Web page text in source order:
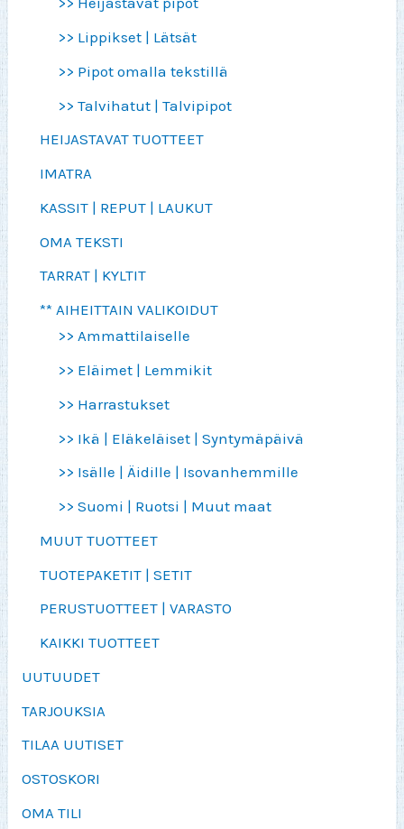
>> Lippikset | Lätsät
>> Pipot omalla tekstillä
>> Talvihatut | Talvipipot
HEIJASTAVAT TUOTTEET
IMATRA
KASSIT | REPUT | LAUKUT
OMA TEKSTI
TARRAT | KYLTIT
** AIHEITTAIN VALIKOIDUT
>> Ammattilaiselle
>> Eläimet | Lemmikit
>> Harrastukset
>> Ikä | Eläkeläiset | Syntymäpäivä
>> Isälle | Äidille | Isovanhemmille
>> Suomi | Ruotsi | Muut maat
MUUT TUOTTEET
TUOTEPAKETIT | SETIT
PERUSTUOTTEET | VARASTO
KAIKKI TUOTTEET
UUTUUDET
TARJOUKSIA
TILAA UUTISET
OSTOSKORI
OMA TILI